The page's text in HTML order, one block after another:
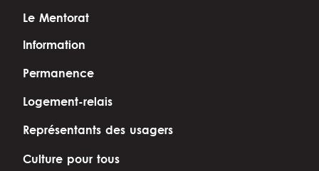
Le Mentorat
Information
Permanence
Logement-relais
Représentants des usagers
Culture pour tous